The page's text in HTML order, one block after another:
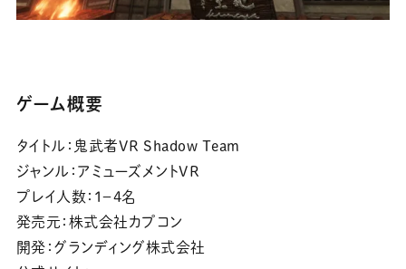
ゲーム概要
タイトル： 鬼武者VR Shadow Team
ジャンル： アミューズメントVR
プレイ人数： 1－4名
発売元： 株式会社カプコン
開発： グランディング株式会社